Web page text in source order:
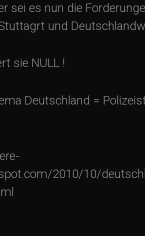
sei es nun die
und
sie NULL !
Deutschland =
2010/10/